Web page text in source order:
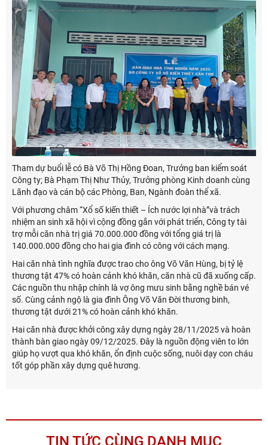
Tham dự buổi lễ có Bà Võ Thị Hồng Đoan, Trưởng ban kiểm soát
Công ty; Bà Phạm Thị Như Thủy, Trưởng phòng Kinh doanh cùng
Lãnh đạo và cán bộ các Phòng, Ban, Ngành đoàn thể xã.
Với phương châm “Xổ số kiến thiết – Ích nước lợi nhà”và trách
nhiệm an sinh xã hội vì cộng đồng gắn với phát triển, Công ty tài
trợ mỗi căn nhà trị giá 70.000.000 đồng với tổng giá trị là
140.000.000 đồng cho hai gia đình có công với cách mạng.
Hai căn nhà tình nghĩa được trao cho ông Võ Văn Hùng, bị tỷ lệ
thương tật 47% có hoàn cảnh khó khăn, căn nhà cũ đã xuống cấp.
Các nguồn thu nhập chính là vợ ông mưu sinh bằng nghề bán vé
số. Cùng cảnh ngộ là gia đình Ông Võ Văn Đời thương binh,
thương tật dưới 21% có hoàn cảnh khó khăn.
Hai căn nhà được khởi công xây dựng ngày 28/11/2025 và hoàn
thành bàn giao ngày 09/12/2025. Đây là nguồn động viên to lớn
giúp họ vượt qua khó khăn, ổn định cuộc sống, nuôi dạy con cháu
tốt góp phần xây dựng quê hương.
TIN TỨC CÙNG DANH MỤC